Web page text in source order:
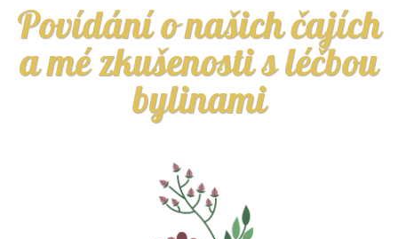
Povídání o našich čajích
a mé zkušenosti s léčbou
bylinami